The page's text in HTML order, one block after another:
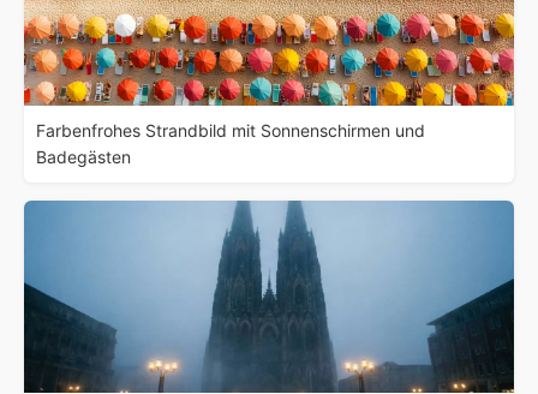
Farbenfrohes Strandbild mit Sonnenschirmen und
Badegästen